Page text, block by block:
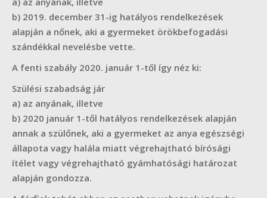
b) 2019. december 31-ig hatályos rendelkezések
alapján a nőnek, aki a gyermeket örökbefogadási
szándékkal nevelésbe vette.
A fenti szabály 2020. január 1-től így néz ki:
Szülési szabadság jár
a) az anyának, illetve
b) 2020 január 1-től hatályos rendelkezések alapján
annak a szülőnek, aki a gyermeket az anya egészségi
állapota vagy halála miatt végrehajtható bírósági
ítélet vagy végrehajtható gyámhatósági határozat
alapján gondozza.